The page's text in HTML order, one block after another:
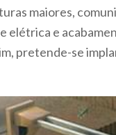
maiores,
elétrica e
pretende-se